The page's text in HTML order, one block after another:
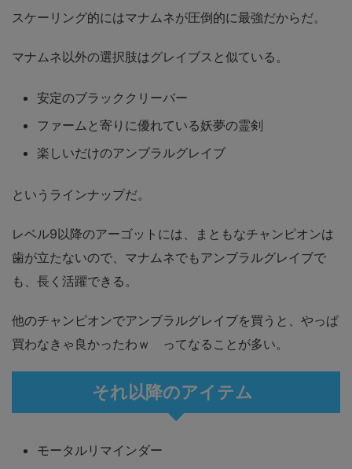
スケーリング的にはマナムネが圧倒的に最強だからだ。
マナムネ以外の選択肢はグレイブスと似ている。
安定のブラッククリーバー
ファームと寄りに優れている妖夢の霊剣
楽しいだけのアンブラルグレイブ
というラインナップだ。
レベル9以降のアーゴットには、まともなチャンピオンは
歯が立たないので、マナムネでもアンブラルグレイブで
も、長く活躍できる。
他のチャンピオンでアンブラルグレイブを買うと、やっぱ
買わなきゃ良かったわｗ ってなることが多い。
それ以降のアイテム
モータルリマインダー